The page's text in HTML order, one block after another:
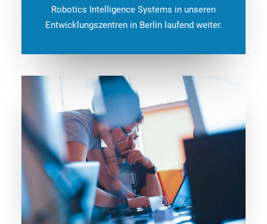
Robotics Intelligence Systems in unseren
Entwicklungszentren in Berlin laufend weiter.